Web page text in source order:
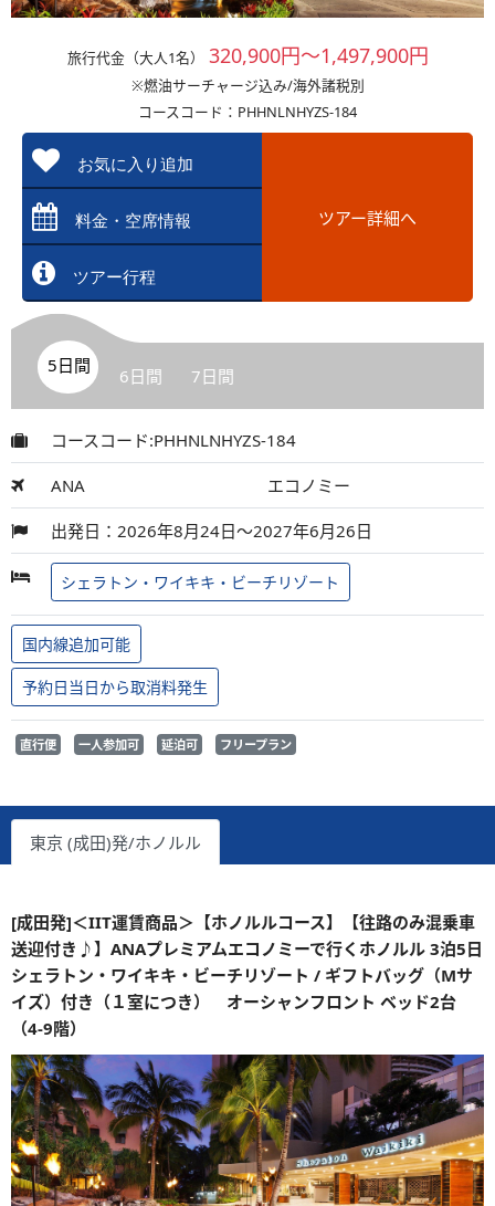
旅行代金（大人1名） 320,900円～1,497,900円
※燃油サーチャージ込み/海外諸税別
コースコード：PHHNLNHYZS-184
お気に入り追加
料金・空席情報
ツアー行程
ツアー詳細へ
5日間 6日間 7日間
コースコード:PHHNLNHYZS-184
ANA エコノミー
出発日：2026年8月24日～2027年6月26日
シェラトン・ワイキキ・ビーチリゾート
国内線追加可能
予約日当日から取消料発生
直行便 一人参加可 延泊可 フリープラン
東京 (成田)発/ホノルル
[成田発]＜IIT運賃商品＞【ホノルルコース】【往路のみ混乗車
送迎付き♪】ANAプレミアムエコノミーで行くホノルル 3泊5日
シェラトン・ワイキキ・ビーチリゾート / ギフトバッグ（Mサ
イズ）付き（１室につき） オーシャンフロント ベッド2台
（4-9階）